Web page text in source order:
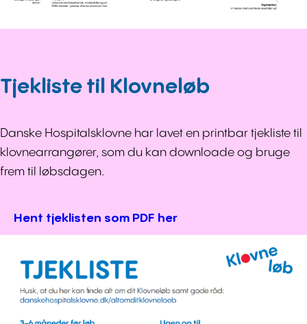
Tjekliste til Klovneløb
Danske Hospitalsklovne har lavet en printbar tjekliste til
klovnearrangører, som du kan downloade og bruge
frem til løbsdagen.
Hent tjeklisten som PDF her